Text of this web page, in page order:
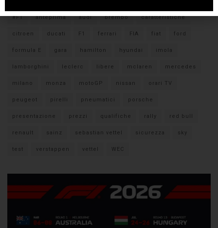
#F1 anteprima audi brembo caratteristiche
citroen ducati F1 ferrari FIA fiat ford
formula E gara hamilton hyundai imola
lamborghini leclerc libere mclaren mercedes
milano monza motoGP nissan orari TV
peugeot pirelli pneumatici porsche
presentazione prezzi qualifiche rally red bull
renault sainz sebastian vettel sicurezza sky
test verstappen vettel WEC